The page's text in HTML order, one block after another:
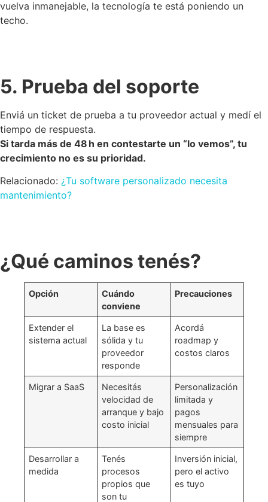
vuelva inmanejable, la tecnología te está poniendo un
techo.
5. Prueba del soporte
Enviá un ticket de prueba a tu proveedor actual y medí el
tiempo de respuesta.
Si tarda más de 48 h en contestarte un “lo vemos”, tu
crecimiento no es su prioridad.
Relacionado: ¿Tu software personalizado necesita
mantenimiento?
¿Qué caminos tenés?
Opción
Cuándo
conviene
Precauciones
Extender el
sistema actual
La base es
sólida y tu
proveedor
responde
Acordá
roadmap y
costos claros
Migrar a SaaS
Necesitás
velocidad de
arranque y bajo
costo inicial
Personalización
limitada y
pagos
mensuales para
siempre
Desarrollar a
medida
Tenés
procesos
propios que
son tu
Inversión inicial,
pero el activo
es tuyo